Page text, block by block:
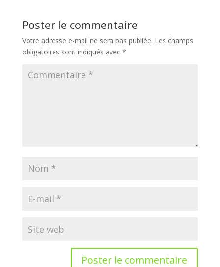
Poster le commentaire
Votre adresse e-mail ne sera pas publiée. Les champs
obligatoires sont indiqués avec *